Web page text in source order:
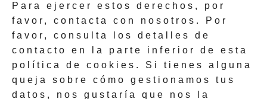
Para ejercer estos derechos, por
favor, contacta con nosotros. Por
favor, consulta los detalles de
contacto en la parte inferior de esta
política de cookies. Si tienes alguna
queja sobre cómo gestionamos tus
datos, nos gustaría que nos la